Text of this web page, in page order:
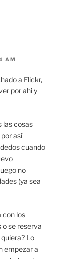
AM
a Flickr,
por ahi y
las cosas
así
cuando
no
(ya sea
con los
o se reserva
Lo
empezar a